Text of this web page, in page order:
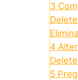
3
4
5